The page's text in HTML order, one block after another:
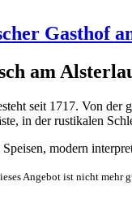
Gasthof
am
seit 1717. Von
in der rustikalen
modern
Angebot ist nicht mehr